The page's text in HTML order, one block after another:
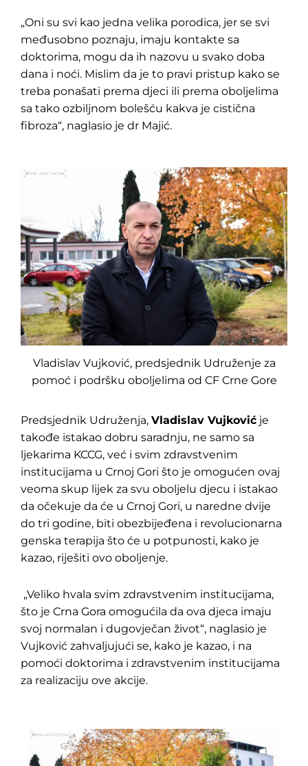
„Oni su svi kao jedna velika porodica, jer se svi
međusobno poznaju, imaju kontakte sa
doktorima, mogu da ih nazovu u svako doba
dana i noći. Mislim da je to pravi pristup kako se
treba ponašati prema djeci ili prema oboljelima
sa tako ozbiljnom bolešću kakva je cistična
fibroza“, naglasio je dr Majić.
Vladislav Vujković, predsjednik Udruženje za
pomoć i podršku oboljelima od CF Crne Gore
Predsjednik Udruženja, Vladislav Vujković je
takođe istakao dobru saradnju, ne samo sa
ljekarima KCCG, već i svim zdravstvenim
institucijama u Crnoj Gori što je omogućen ovaj
veoma skup lijek za svu oboljelu djecu i istakao
da očekuje da će u Crnoj Gori, u naredne dvije
do tri godine, biti obezbijeđena i revolucionarna
genska terapija što će u potpunosti, kako je
kazao, riješiti ovo oboljenje.
„Veliko hvala svim zdravstvenim institucijama,
što je Crna Gora omogućila da ova djeca imaju
svoj normalan i dugovječan život“, naglasio je
Vujković zahvaljujući se, kako je kazao, i na
pomoći doktorima i zdravstvenim institucijama
za realizaciju ove akcije.